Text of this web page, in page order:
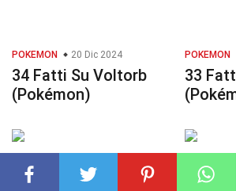
POKEMON 20 Dic 2024
34 Fatti Su Voltorb
(Pokémon)
POKEMON
33